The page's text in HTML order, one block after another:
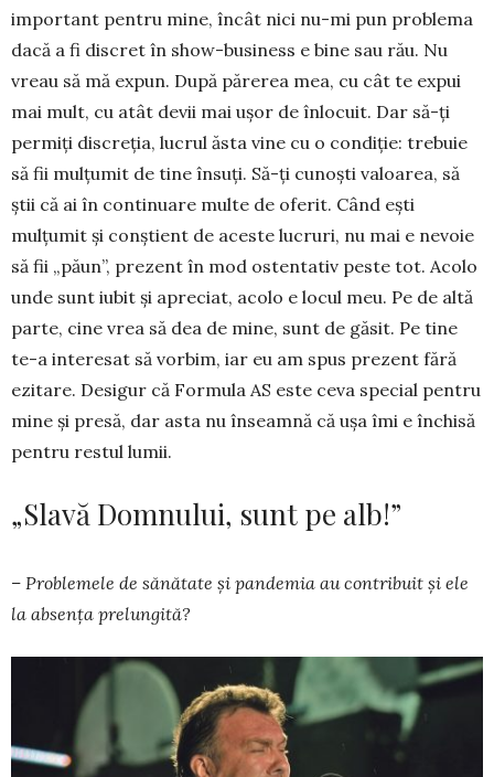
important pentru mine, încât nici nu-mi pun problema
dacă a fi discret în show-business e bine sau rău. Nu
vreau să mă expun. După părerea mea, cu cât te ex­pui
mai mult, cu atât devii mai uşor de înlo­cuit. Dar să-ţi
permiţi discreţia, lucrul ăsta vine cu o condiţie: trebuie
să fii mulţumit de tine însuţi. Să-ţi cunoşti valoarea, să
ştii că ai în continuare multe de oferit. Când eşti
mulţumit şi conştient de aceste lucruri, nu mai e nevoie
să fii „păun”, prezent în mod os­ten­tativ peste tot. Acolo
unde sunt iubit şi apre­ciat, acolo e locul meu. Pe de altă
parte, cine vrea să dea de mine, sunt de găsit. Pe tine
te-a interesat să vorbim, iar eu am spus pre­zent fără
ezitare. Desigur că Formula AS este ceva special pentru
mine şi presă, dar asta nu înseamnă că uşa îmi e închisă
pentru restul lumii.
„Slavă Domnului, sunt pe alb!”
– Problemele de sănătate şi pandemia au contribuit şi ele
la absenţa prelungită?